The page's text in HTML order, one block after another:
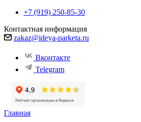
+7 (919) 250-85-30
Контактная информация
zakaz@ideya-parketa.ru
Вконтакте
Telegram
Главная